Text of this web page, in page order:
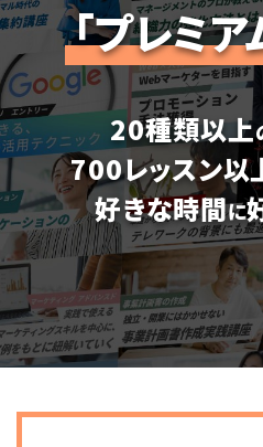
「プレミア
20種類以上
700レッスン以
好きな時間に